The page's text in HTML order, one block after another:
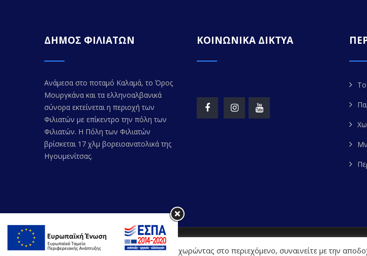
ΔΗΜΟΣ ΦΙΛΙΑΤΩΝ
Ανάμεσα στο ποταμό Καλαμά, το Όρος
Μουργκάνα και τα ελληνοαλβανικά
σύνορα εκτείνεται η περιοχή των
Φιλιατών με επίκεντρο την πόλη των
Φιλιατών. Η Πόλη των Φιλιατών
βρίσκεται 17 χλμ βορειοανατολικά της
Ηγουμενίτσας.
ΚΟΙΝΩΝΙΚΑ ΔΙΚΤΥΑ
Το
© Copyright 2020. FILIATES.GR | All Rights
Η Διαδικτυακή Πύλη χρησιμοποιεί cookies. Προχωρώντας στο περιεχόμενο, συναινείτε με την